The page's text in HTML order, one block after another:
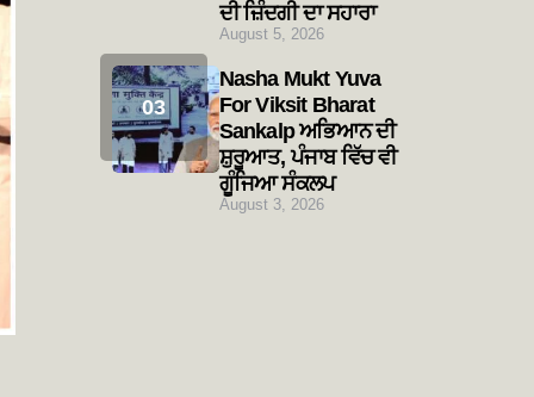
ਦੀ ਜ਼ਿੰਦਗੀ ਦਾ ਸਹਾਰਾ
August 5, 2026
Nasha Mukt Yuva
For Viksit Bharat
Sankalp ਅਭਿਆਨ ਦੀ
ਸ਼ੁਰੂਆਤ, ਪੰਜਾਬ ਵਿੱਚ ਵੀ
ਗੂੰਜਿਆ ਸੰਕਲਪ
August 3, 2026